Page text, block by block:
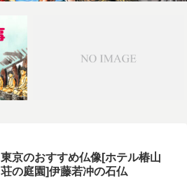
東京のおすすめ仏像[ホテル椿山
荘の庭園]伊藤若冲の石仏